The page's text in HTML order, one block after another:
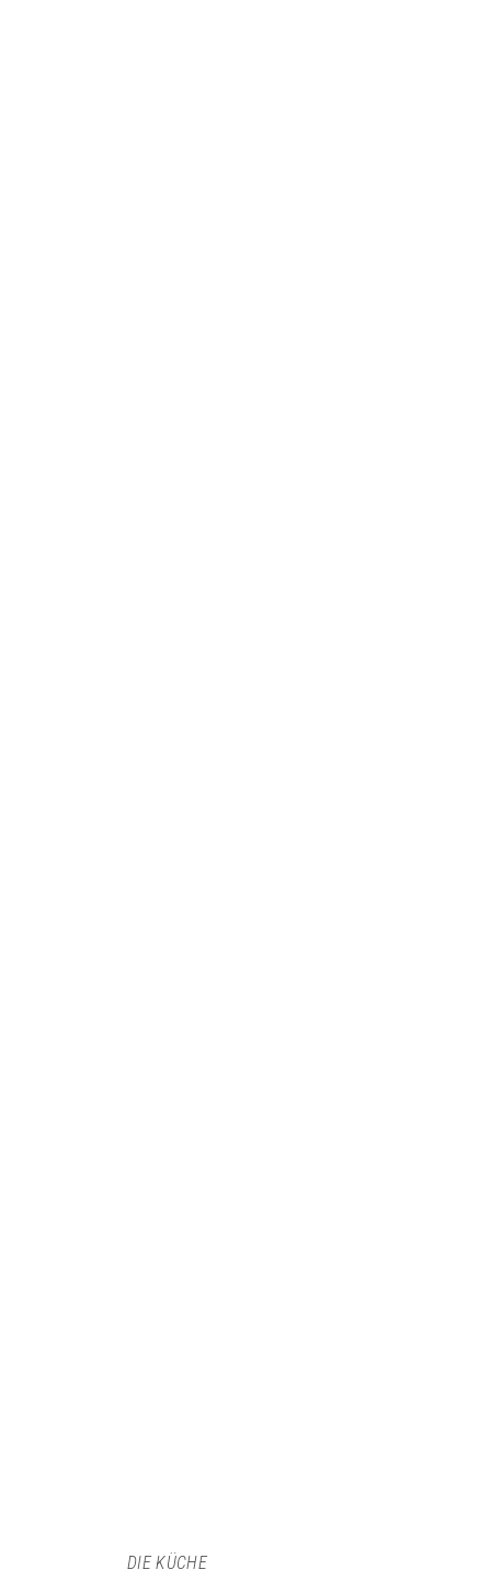
DIE KÜCHE